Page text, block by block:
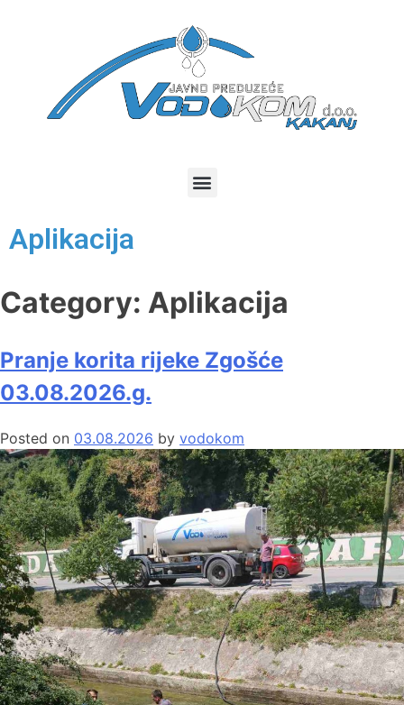
Aplikacija
Category: Aplikacija
Pranje korita rijeke Zgošće
03.08.2026.g.
Posted on 03.08.2026 by vodokom